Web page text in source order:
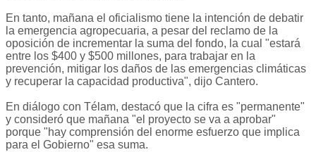
En tanto, mañana el oficialismo tiene la intención de debatir
la emergencia agropecuaria, a pesar del reclamo de la
oposición de incrementar la suma del fondo, la cual "estará
entre los $400 y $500 millones, para trabajar en la
prevención, mitigar los daños de las emergencias climáticas
y recuperar la capacidad productiva", dijo Cantero.
En diálogo con Télam, destacó que la cifra es "permanente"
y consideró que mañana "el proyecto se va a aprobar"
porque "hay comprensión del enorme esfuerzo que implica
para el Gobierno" esa suma.